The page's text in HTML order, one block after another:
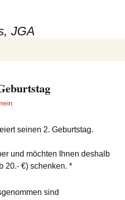
JGA
seinen 2. Geburtstag.
und möchten Ihnen deshalb
20.- €) schenken. *
sind